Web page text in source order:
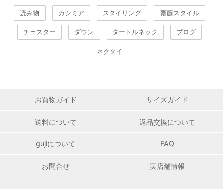
読み物 カシミア スタイリング 齋藤スタイル
チェスター ダウン タートルネック ブログ
ネクタイ
お買物ガイド サイズガイド
送料について 返品交換について
gujiについて FAQ
お問合せ 実店舗情報